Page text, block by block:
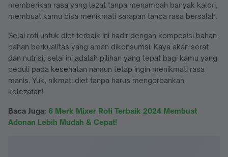
memberikan rasa yang lezat tanpa menambah banyak kalori,
membuat kamu bisa menikmati sarapan tanpa rasa bersalah.
Selai roti untuk diet terbaik ini hadir dengan komposisi bahan-
bahan berkualitas yang aman dikonsumsi. Kaya akan serat
dan nutrisi, selai ini adalah pilihan yang tepat bagi kamu yang
peduli pada kesehatan namun tetap ingin menikmati rasa
manis. Yuk, nikmati diet tanpa harus mengorbankan
kelezatan!
Baca Juga: 6 Merk Mixer Roti Terbaik 2024 Membuat
Adonan Lebih Mudah & Cepat!